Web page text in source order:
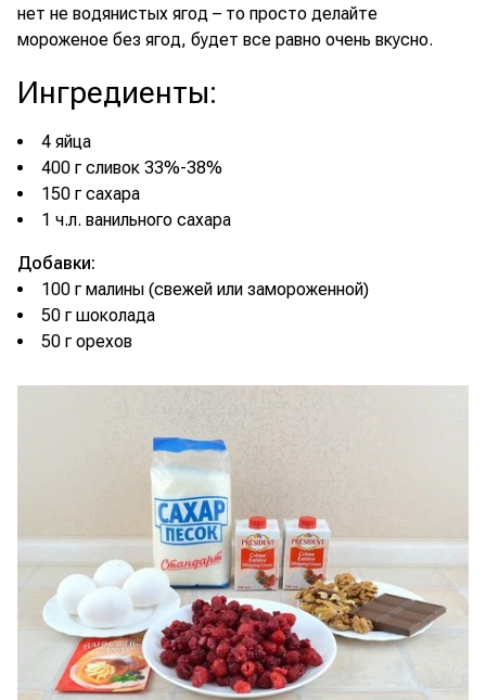
нет не водянистых ягод – то просто делайте
мороженое без ягод, будет все равно очень вкусно.
Ингредиенты:
4 яйца
400 г сливок 33%-38%
150 г сахара
1 ч.л. ванильного сахара
Добавки:
100 г малины (свежей или замороженной)
50 г шоколада
50 г орехов